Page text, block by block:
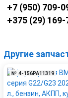
+7 (950) 709-
+375 (29)
Другие
№ 4-156PA11319